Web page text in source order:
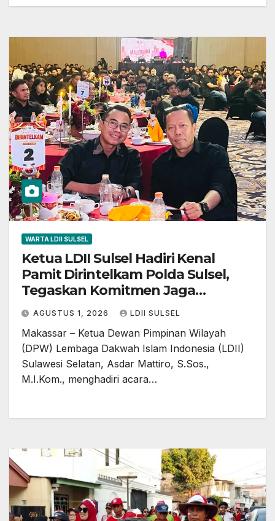
WARTA LDII SULSEL
Ketua LDII Sulsel Hadiri Kenal
Pamit Dirintelkam Polda Sulsel,
Tegaskan Komitmen Jaga
Kerukunan dan Kondusivitas
AGUSTUS 1, 2026 LDII SULSEL
Makassar – Ketua Dewan Pimpinan Wilayah
(DPW) Lembaga Dakwah Islam Indonesia (LDII)
Sulawesi Selatan, Asdar Mattiro, S.Sos.,
M.I.Kom., menghadiri acara…